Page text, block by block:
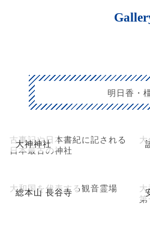
明日香・
大神神社
古事記や日本書紀に記される
日本最古の神社
総本山 長谷寺
大和国を代表する観音霊場